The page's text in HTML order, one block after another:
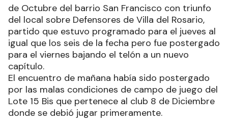
de Octubre del barrio San Francisco con triunfo
del local sobre Defensores de Villa del Rosario,
partido que estuvo programado para el jueves al
igual que los seis de la fecha pero fue postergado
para el viernes bajando el telón a un nuevo
capítulo.
El encuentro de mañana había sido postergado
por las malas condiciones de campo de juego del
Lote 15 Bis que pertenece al club 8 de Diciembre
donde se debió jugar primeramente.